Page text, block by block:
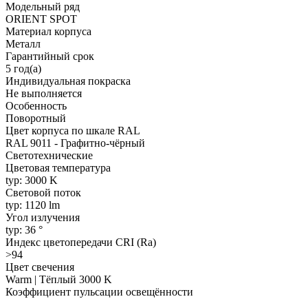
Модельный ряд
ORIENT SPOT
Материал корпуса
Металл
Гарантийный срок
5 год(а)
Индивидуальная покраска
Не выполняется
Особенность
Поворотный
Цвет корпуса по шкале RAL
RAL 9011 - Графитно-чёрный
Светотехнические
Цветовая температура
typ: 3000 K
Световой поток
typ: 1120 lm
Угол излучения
typ: 36 °
Индекс цветопередачи CRI (Ra)
>94
Цвет свечения
Warm | Тёплый 3000 K
Коэффициент пульсации освещённости